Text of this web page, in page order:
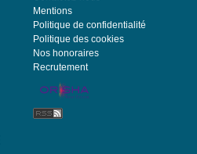
Mentions
Politique de confidentialité
Politique des cookies
Nos honoraires
Recrutement